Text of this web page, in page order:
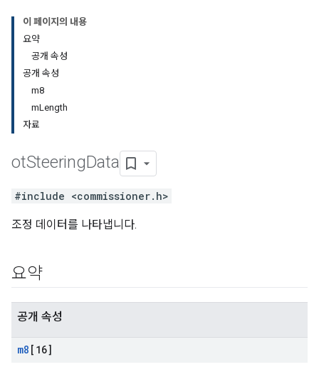
이 페이지의 내용
요약
공개 속성
공개 속성
m8
mLength
자료
otSteeringData
#include <commissioner.h>
조정 데이터를 나타냅니다.
요약
공개 속성
m8 [16]